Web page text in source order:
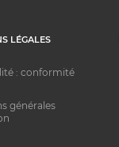
LÉGALES
: conformité
générales